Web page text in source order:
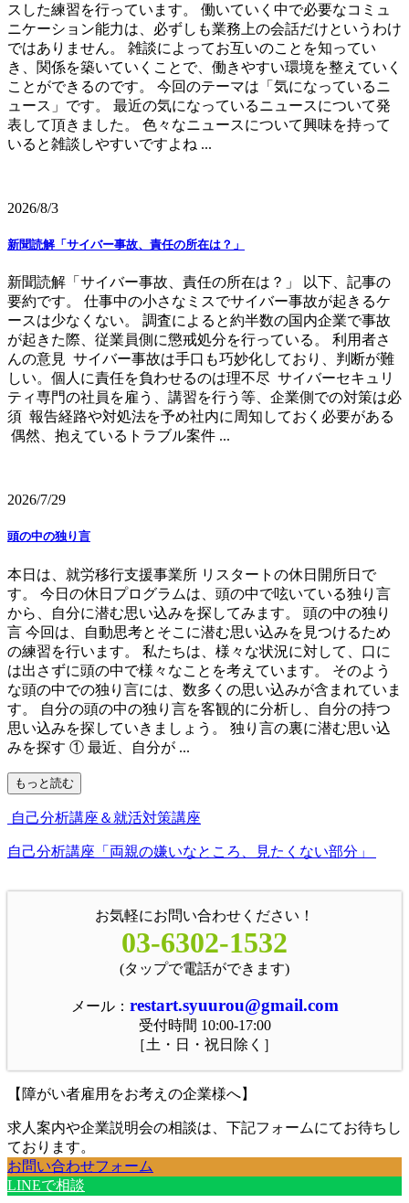
スした練習を行っています。 働いていく中で必要なコミュ
ニケーション能力は、必ずしも業務上の会話だけというわけ
ではありません。 雑談によってお互いのことを知ってい
き、関係を築いていくことで、働きやすい環境を整えていく
ことができるのです。 今回のテーマは「気になっているニ
ュース」です。 最近の気になっているニュースについて発
表して頂きました。 色々なニュースについて興味を持って
いると雑談しやすいですよね ...
2026/8/3
新聞読解「サイバー事故、責任の所在は？」
新聞読解「サイバー事故、責任の所在は？」 以下、記事の
要約です。 仕事中の小さなミスでサイバー事故が起きるケ
ースは少なくない。 調査によると約半数の国内企業で事故
が起きた際、従業員側に懲戒処分を行っている。 利用者さ
んの意見 サイバー事故は手口も巧妙化しており、判断が難
しい。個人に責任を負わせるのは理不尽 サイバーセキュリ
ティ専門の社員を雇う、講習を行う等、企業側での対策は必
須 報告経路や対処法を予め社内に周知しておく必要がある
偶然、抱えているトラブル案件 ...
2026/7/29
頭の中の独り言
本日は、就労移行支援事業所 リスタートの休日開所日で
す。 今日の休日プログラムは、頭の中で呟いている独り言
から、自分に潜む思い込みを探してみます。 頭の中の独り
言 今回は、自動思考とそこに潜む思い込みを見つけるため
の練習を行います。 私たちは、様々な状況に対して、口に
は出さずに頭の中で様々なことを考えています。 そのよう
な頭の中での独り言には、数多くの思い込みが含まれていま
す。 自分の頭の中の独り言を客観的に分析し、自分の持つ
思い込みを探していきましょう。 独り言の裏に潜む思い込
みを探す ① 最近、自分が ...
もっと読む
自己分析講座＆就活対策講座
自己分析講座「両親の嫌いなところ、見たくない部分」
お気軽にお問い合わせください！
03-6302-1532
(タップで電話ができます)
メール： restart.syuurou@gmail.com
受付時間 10:00-17:00
［土・日・祝日除く］
【障がい者雇用をお考えの企業様へ】
求人案内や企業説明会の相談は、下記フォームにてお待ちし
ております。
お問い合わせフォーム
LINEで相談